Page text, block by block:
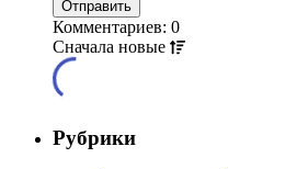
Комментариев: 0
Сначала новые
Рубрики